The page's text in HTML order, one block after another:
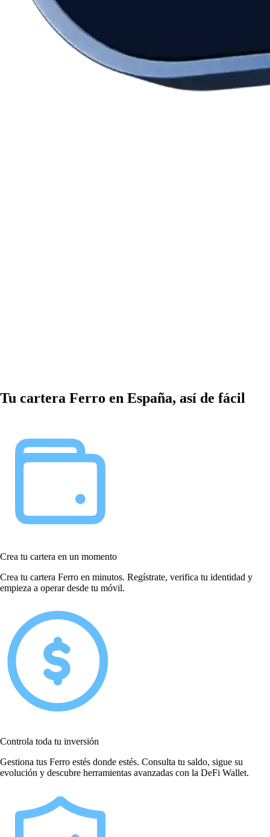
Tu cartera Ferro en España, así de fácil
Crea tu cartera en un momento
Crea tu cartera Ferro en minutos. Regístrate, verifica tu identidad y
empieza a operar desde tu móvil.
Controla toda tu inversión
Gestiona tus Ferro estés donde estés. Consulta tu saldo, sigue su
evolución y descubre herramientas avanzadas con la DeFi Wallet.